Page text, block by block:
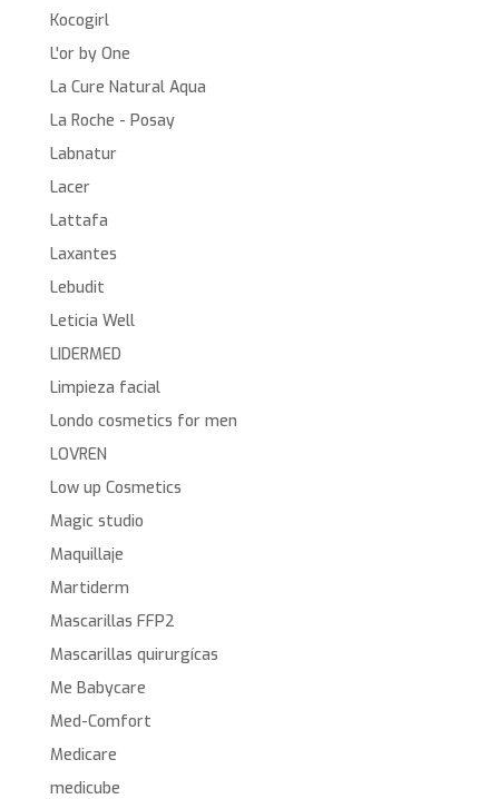
Kocogirl
L'or by One
La Cure Natural Aqua
La Roche - Posay
Labnatur
Lacer
Lattafa
Laxantes
Lebudit
Leticia Well
LIDERMED
Limpieza facial
Londo cosmetics for men
LOVREN
Low up Cosmetics
Magic studio
Maquillaje
Martiderm
Mascarillas FFP2
Mascarillas quirurgícas
Me Babycare
Med-Comfort
Medicare
medicube